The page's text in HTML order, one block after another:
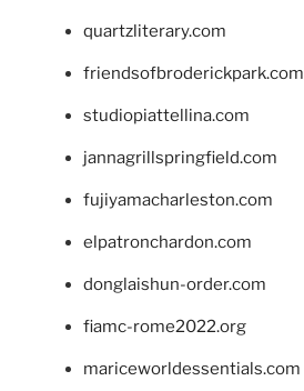
quartzliterary.com
friendsofbroderickpark.com
studiopiattellina.com
jannagrillspringfield.com
fujiyamacharleston.com
elpatronchardon.com
donglaishun-order.com
fiamc-rome2022.org
mariceworldessentials.com